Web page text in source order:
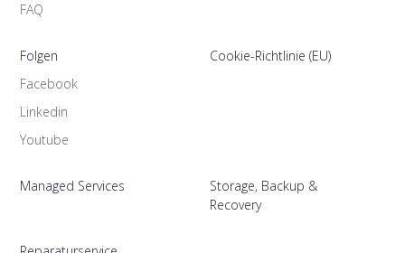
FAQ
Folgen
Facebook
Linkedin
Youtube
Cookie-Richtlinie (EU)
Managed Services
Storage, Backup &
Recovery